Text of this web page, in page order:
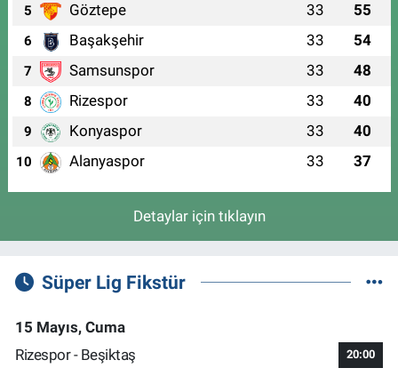
5 Göztepe 33 55
6 Başakşehir 33 54
7 Samsunspor 33 48
8 Rizespor 33 40
9 Konyaspor 33 40
10 Alanyaspor 33 37
Detaylar için tıklayın
Süper Lig Fikstür
15 Mayıs, Cuma
Rizespor - Beşiktaş
20:00